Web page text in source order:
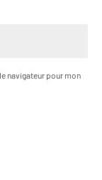
navigateur pour mon